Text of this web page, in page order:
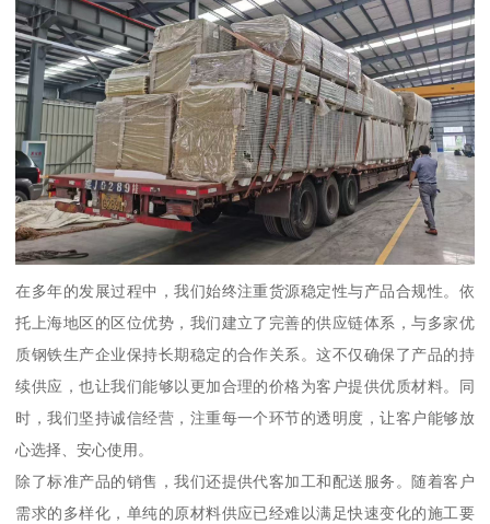
在多年的发展过程中，我们始终注重货源稳定性与产品合规性。依
托上海地区的区位优势，我们建立了完善的供应链体系，与多家优
质钢铁生产企业保持长期稳定的合作关系。这不仅确保了产品的持
续供应，也让我们能够以更加合理的价格为客户提供优质材料。同
时，我们坚持诚信经营，注重每一个环节的透明度，让客户能够放
心选择、安心使用。
除了标准产品的销售，我们还提供代客加工和配送服务。随着客户
需求的多样化，单纯的原材料供应已经难以满足快速变化的施工要